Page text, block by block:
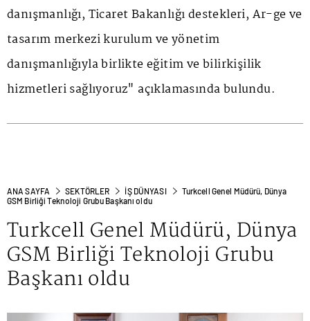
danışmanlığı, Ticaret Bakanlığı destekleri, Ar-ge ve
tasarım merkezi kurulum ve yönetim
danışmanlığıyla birlikte eğitim ve bilirkişilik
hizmetleri sağlıyoruz" açıklamasında bulundu.
ANA SAYFA SEKTÖRLER İŞ DÜNYASI
Turkcell Genel Müdürü, Dünya
GSM Birliği Teknoloji Grubu Başkanı oldu
Turkcell Genel Müdürü, Dünya
GSM Birliği Teknoloji Grubu
Başkanı oldu